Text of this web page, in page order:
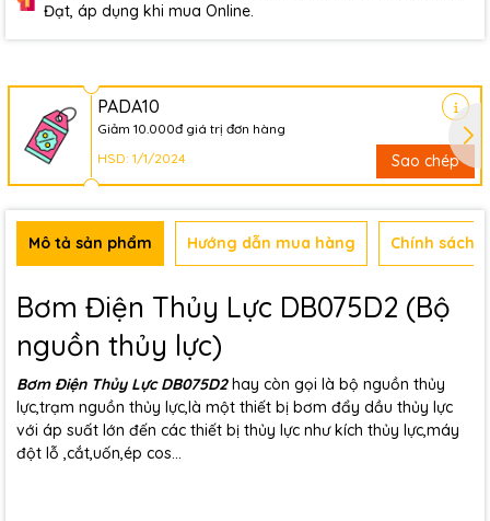
Đạt, áp dụng khi mua Online.
PADA10
Giảm 10.000đ giá trị đơn hàng
HSD: 1/1/2024
Sao chép
Mô tả sản phẩm Hướng dẫn mua hàng Chính sách
Bơm Điện Thủy Lực DB075D2 (Bộ
nguồn thủy lực)
Bơm Điện Thủy Lực DB075D2hay còn gọi là bộ nguồn thủy
lực,trạm nguồn thủy lực,là một thiết bị bơm đẩy dầu thủy lực
với áp suất lớn đến các thiết bị thủy lực như kích thủy lực,máy
đột lỗ ,cắt,uốn,ép cos...